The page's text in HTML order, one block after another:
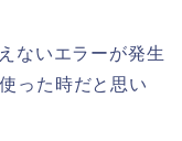
ないエラーが発生
った時だと思い